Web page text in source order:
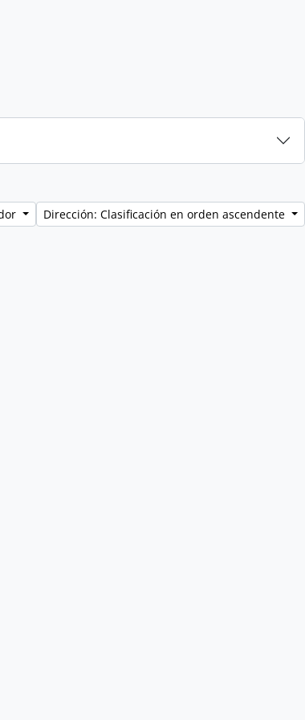
Dirección: Clasificación en orden ascendente